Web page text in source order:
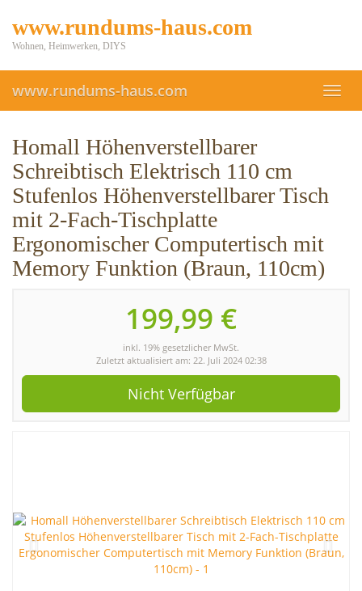
mainwww.rundums-haus.com
Wohnen, Heimwerken, DIYS
www.rundums-haus.com
Homall Höhenverstellbarer
Schreibtisch Elektrisch 110 cm
Stufenlos Höhenverstellbarer Tisch
mit 2-Fach-Tischplatte
Ergonomischer Computertisch mit
Memory Funktion (Braun, 110cm)
199,99 €
inkl. 19% gesetzlicher MwSt.
Zuletzt aktualisiert am: 22. Juli 2024 02:38
Nicht Verfügbar